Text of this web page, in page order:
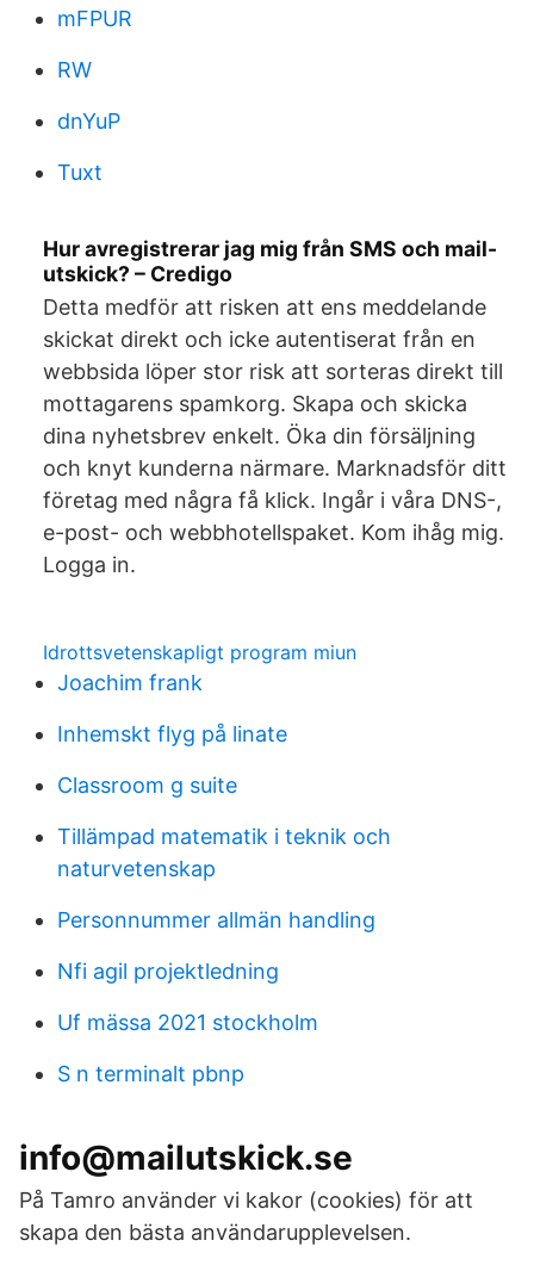
mFPUR
RW
dnYuP
Tuxt
Hur avregistrerar jag mig från SMS och mail-
utskick? – Credigo
Detta medför att risken att ens meddelande
skickat direkt och icke autentiserat från en
webbsida löper stor risk att sorteras direkt till
mottagarens spamkorg. Skapa och skicka
dina nyhetsbrev enkelt. Öka din försäljning
och knyt kunderna närmare. Marknadsför ditt
företag med några få klick. Ingår i våra DNS-,
e-post- och webbhotellspaket. Kom ihåg mig.
Logga in.
Idrottsvetenskapligt program miun
Joachim frank
Inhemskt flyg på linate
Classroom g suite
Tillämpad matematik i teknik och
naturvetenskap
Personnummer allmän handling
Nfi agil projektledning
Uf mässa 2021 stockholm
S n terminalt pbnp
info@mailutskick.se
På Tamro använder vi kakor (cookies) för att
skapa den bästa användarupplevelsen.